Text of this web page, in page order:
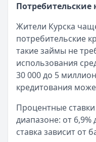
Категория:Кредиты
Читать новость
Как избавиться от
Кратко:Если у вас
2
Категория:
Кредиты
Читать новость
«Период охлаждения»
Кратко:Новый закон
Опубликовано: 1
Категория:Кредиты
Потребительские
Жители Курска
потребительские
такие займы не
использования
30 000 до 5
кредитования
Процентные
диапазоне: от 6,9%
ставка зависит от